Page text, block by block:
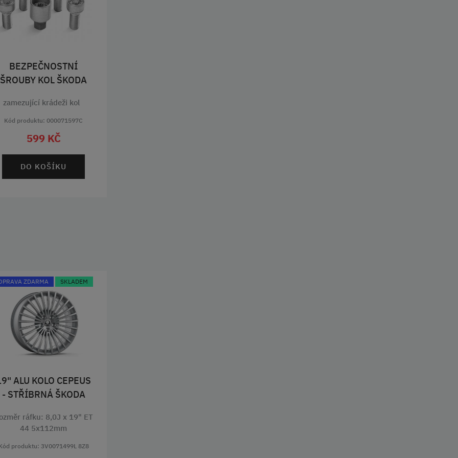
BEZPEČNOSTNÍ
ŠROUBY KOL ŠKODA
zamezující krádeži kol
Kód produktu: 000071597C
599 KČ
DO KOŠÍKU
ZDARMA SKLADEM
ALU KOLO CEPEUS
- STŘÍBRNÁ ŠKODA
ráfku: 8,0J x 19" ET
44 5x112mm
produktu: 3V0071499L 8Z8